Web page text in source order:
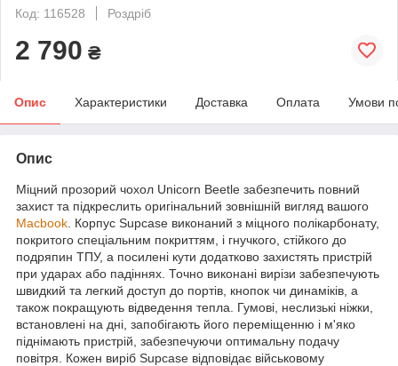
Код: 116528
Роздріб
2 790 ₴
Опис Характеристики Доставка Оплата Умови
Опис
Міцний прозорий чохол Unicorn Beetle забезпечить повний
захист та підкреслить оригінальний зовнішній вигляд вашого
Macbook . Корпус Supcase виконаний з міцного полікарбонату,
покритого спеціальним покриттям, і гнучкого, стійкого до
подряпин ТПУ, а посилені кути додатково захистять пристрій
при ударах або падіннях. Точно виконані вирізи забезпечують
швидкий та легкий доступ до портів, кнопок чи динаміків, а
також покращують відведення тепла. Гумові, неслизькі ніжки,
встановлені на дні, запобігають його переміщенню і м'яко
піднімають пристрій, забезпечуючи оптимальну подачу
повітря. Кожен виріб Supcase відповідає військовому